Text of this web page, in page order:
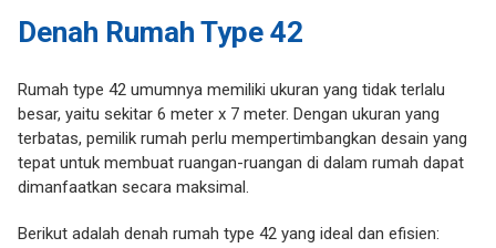
Denah Rumah Type 42
Rumah type 42 umumnya memiliki ukuran yang tidak terlalu
besar, yaitu sekitar 6 meter x 7 meter. Dengan ukuran yang
terbatas, pemilik rumah perlu mempertimbangkan desain yang
tepat untuk membuat ruangan-ruangan di dalam rumah dapat
dimanfaatkan secara maksimal.
Berikut adalah denah rumah type 42 yang ideal dan efisien: